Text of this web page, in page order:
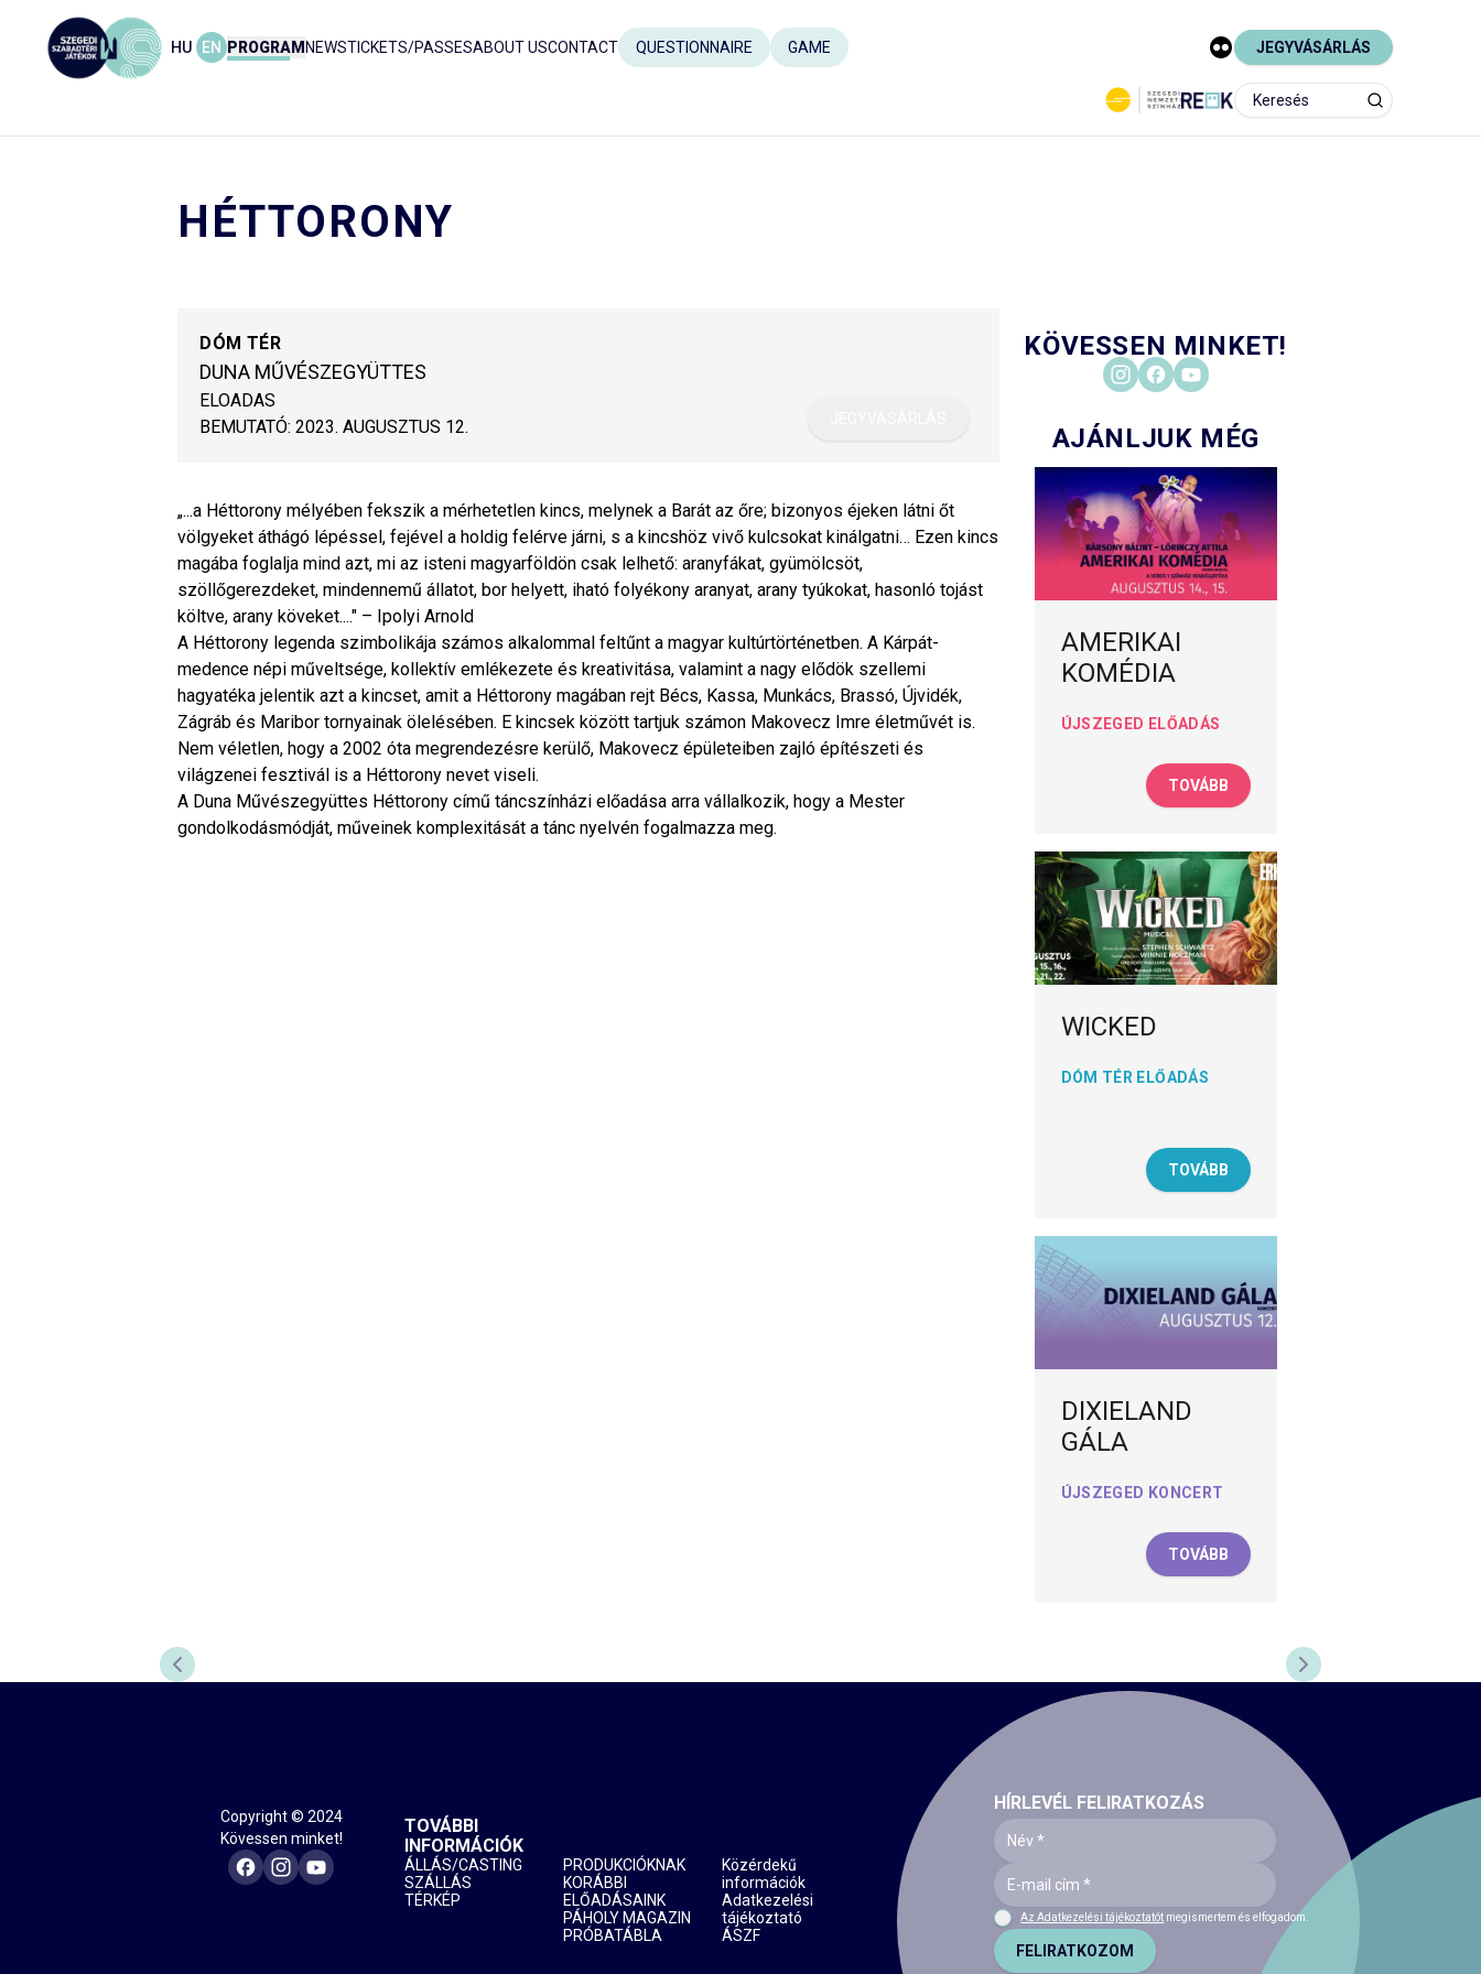
HU EN PROGRAM NEWSTICKETS/PASSESABOUT USCONTACT QUESTIONNAIRE GAME JEGYVÁSÁRLÁS
HÉTTORONY
DÓM TÉR
DUNA MŰVÉSZEGYÜTTES
ELOADAS
BEMUTATÓ: 2023. AUGUSZTUS 12.
„...a Héttorony mélyében fekszik a mérhetetlen kincs, melynek a Barát az őre; bizonyos éjeken látni őt
völgyeket áthágó lépéssel, fejével a holdig felérve járni, s a kincshöz vivő kulcsokat kinálgatni… Ezen kincs
magába foglalja mind azt, mi az isteni magyarföldön csak lelhető: aranyfákat, gyümölcsöt,
szöllőgerezdeket, mindennemű állatot, bor helyett, iható folyékony aranyat, arany tyúkokat, hasonló tojást
költve, arany köveket...." – Ipolyi Arnold
A Héttorony legenda szimbolikája számos alkalommal feltűnt a magyar kultúrtörténetben. A Kárpát-
medence népi műveltsége, kollektív emlékezete és kreativitása, valamint a nagy elődök szellemi
hagyatéka jelentik azt a kincset, amit a Héttorony magában rejt Bécs, Kassa, Munkács, Brassó, Újvidék,
Zágráb és Maribor tornyainak ölelésében. E kincsek között tartjuk számon Makovecz Imre életművét is.
Nem véletlen, hogy a 2002 óta megrendezésre kerülő, Makovecz épületeiben zajló építészeti és
világzenei fesztivál is a Héttorony nevet viseli.
A Duna Művészegyüttes Héttorony című táncszínházi előadása arra vállalkozik, hogy a Mester
gondolkodásmódját, műveinek komplexitását a tánc nyelvén fogalmazza meg.
KÖVESSEN MINKET!
AJÁNLJUK MÉG
AMERIKAI
KOMÉDIA
ÚJSZEGED ELŐADÁS
TOVÁBB
WICKED
DÓM TÉR ELŐADÁS
TOVÁBB
DIXIELAND
GÁLA
ÚJSZEGED KONCERT
TOVÁBB
PREVIOUS SLIDE NEXT SLIDE
Copyright © 2024
Kövessen minket!
TOVÁBBI
INFORMÁCIÓK
ÁLLÁS/CASTING
SZÁLLÁS
TÉRKÉP
PRODUKCIÓKNAK
KORÁBBI
ELŐADÁSAINK
PÁHOLY MAGAZIN
PRÓBATÁBLA
Közérdekű
információk
Adatkezelési
tájékoztató
ÁSZF
HÍRLEVÉL FELIRATKOZÁS
Az Adatkezelési tájékoztatót megismertem és elfogadom.
FELIRATKOZOM